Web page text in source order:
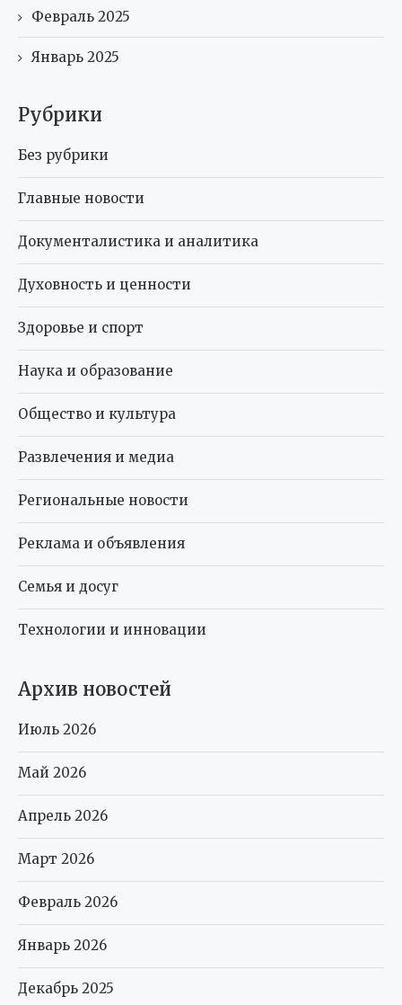
Февраль 2025
Январь 2025
Рубрики
Без рубрики
Главные новости
Документалистика и аналитика
Духовность и ценности
Здоровье и спорт
Наука и образование
Общество и культура
Развлечения и медиа
Региональные новости
Реклама и объявления
Семья и досуг
Технологии и инновации
Архив новостей
Июль 2026
Май 2026
Апрель 2026
Март 2026
Февраль 2026
Январь 2026
Декабрь 2025